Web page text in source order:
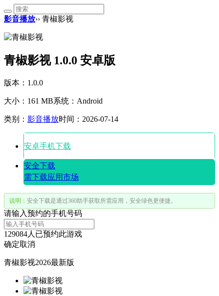
影音播放›› 青椒影视
青椒影视 1.0.0 安卓版
版本：1.0.0
大小：161 MB系统：Android
类别： 影音播放时间：2026-07-14
安卓手机下载
安全下载
需下载应用市场
说明： 安全下载是通过360助手获取所需应用，安全绿色更便捷。
请输入预约的手机号码
129084人已预约此游戏
确定取消
青椒影视2026最新版